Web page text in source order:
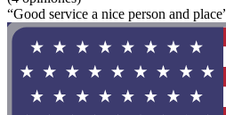
“Good service a nice person and